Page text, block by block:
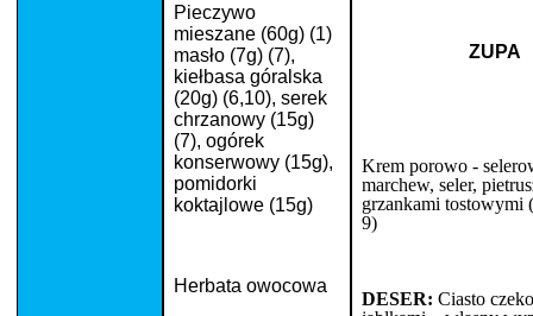
Pieczywo
mieszane (60g) (1)
masło (7g) (7),
kiełbasa góralska
(20g) (6,10), serek
chrzanowy (15g)
(7), ogórek
konserwowy (15g),
pomidorki
koktajlowe (15g)
Herbata owocowa
ZUPA
Krem porowo -
marchew, seler,
grzankami tostowymi
9)
DESER: Ciasto